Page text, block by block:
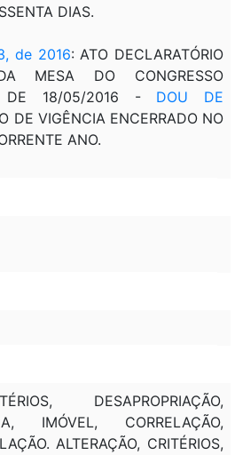
DIAS.
de 2016: ATO DECLARATÓRIO
MESA DO CONGRESSO
DE 18/05/2016 - DOU DE
DE VIGÊNCIA ENCERRADO NO
ANO.
DESAPROPRIAÇÃO,
IMÓVEL, CORRELAÇÃO,
ALTERAÇÃO, CRITÉRIOS,